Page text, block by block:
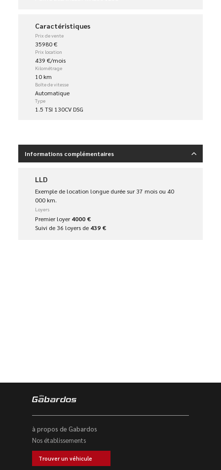
Caractéristiques
Prix de vente
35980 €
Prix location
439 €/mois
Kilométrage
10 km
Boîte de vitesse
Automatique
Type
1.5 TSI 130CV DSG
Informations complémentaires
LLD
Exemple de location longue durée sur 37 mois ou 40
000 km.
Loyers
Premier loyer4000 €
Suivi de 36 loyers de 439 €
à propos de Gabardos
Nos établissements
Trouver un véhicule